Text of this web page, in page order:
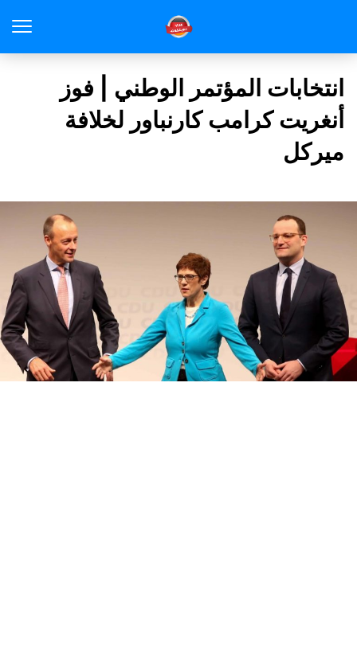
انتخابات المؤتمر الوطني | فوز
أنغريت كرامب كارنباور لخلافة
ميركل